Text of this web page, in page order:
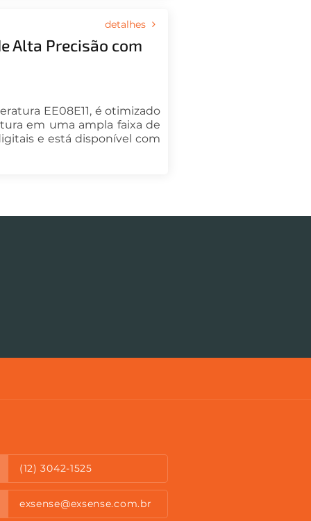
detalhes
Alta Precisão com
EE08E11, é otimizado
em uma ampla faixa de
e está disponível com
(12) 3042-1525
exsense@exsense.com.br